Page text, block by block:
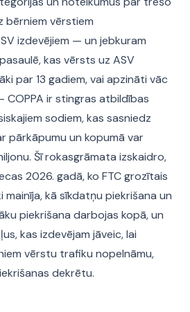
bērniem vērstiem
izdevējiem — un jebkuram
kas vērsts uz ASV
par 13 gadiem, vai apzināti vāc
COPPA ir stingras atbildības
sodiem, kas sasniedz
pārkāpumu un kopumā var
Šī rokasgrāmata izskaidro,
2026. gadā, ko FTC grozītais
kā sīkdatņu piekrišana un
piekrišana darbojas kopā, un
kas izdevējam jāveic, lai
vērstu trafiku nopelnāmu,
dekrētu.